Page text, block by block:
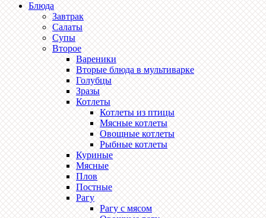
Блюда
Завтрак
Салаты
Супы
Второе
Вареники
Вторые блюда в мультиварке
Голубцы
Зразы
Котлеты
Котлеты из птицы
Мясные котлеты
Овощные котлеты
Рыбные котлеты
Куриные
Мясные
Плов
Постные
Рагу
Рагу с мясом